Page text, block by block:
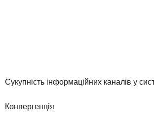
Сукупність інформаційних каналів у
Конвергенція